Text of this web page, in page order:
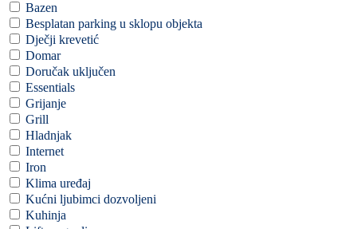
Bazen
Besplatan parking u sklopu objekta
Dječji krevetić
Domar
Doručak uključen
Essentials
Grijanje
Grill
Hladnjak
Internet
Iron
Klima uređaj
Kućni ljubimci dozvoljeni
Kuhinja